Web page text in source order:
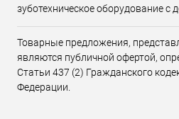
зуботехническое оборудование с
Товарные предложения,
являются публичной офертой,
Статьи 437 (2) Гражданского
Федерации.